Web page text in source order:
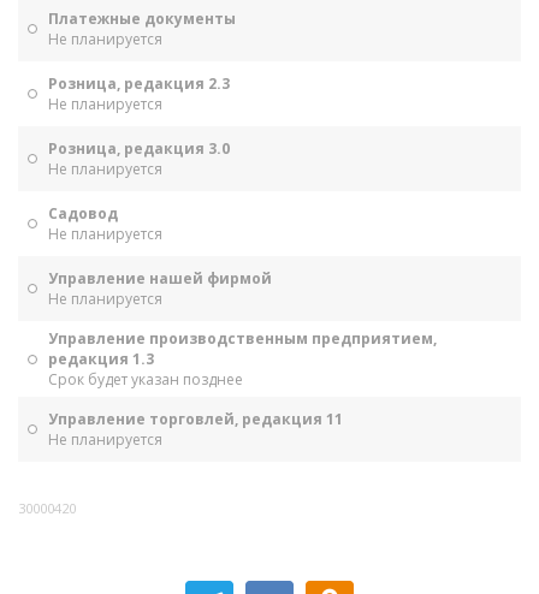
Платежные документы
Не планируется
Розница, редакция 2.3
Не планируется
Розница, редакция 3.0
Не планируется
Садовод
Не планируется
Управление нашей фирмой
Не планируется
Управление производственным предприятием,
редакция 1.3
Срок будет указан позднее
Управление торговлей, редакция 11
Не планируется
30000420